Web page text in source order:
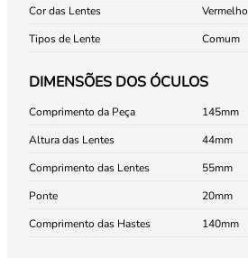
Cor das Lentes
Vermelho
Tipos de Lente
Comum
DIMENSÕES DOS ÓCULOS
Comprimento da Peça
145
Altura das Lentes
44
Comprimento das Lentes
55
Ponte
20
Comprimento das Hastes
140